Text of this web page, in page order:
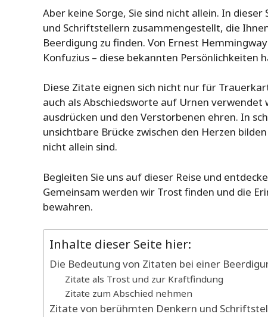
Aber keine Sorge, Sie sind nicht allein. In
und Schriftstellern zusammengestellt, die
Beerdigung zu finden. Von Ernest
Konfuzius – diese bekannten Persönlichkeiten
Diese Zitate eignen sich nicht nur für
auch als Abschiedsworte auf Urnen verwendet
ausdrücken und den Verstorbenen ehren. In
unsichtbare Brücke zwischen den Herzen
nicht allein sind.
Begleiten Sie uns auf dieser Reise und
Gemeinsam werden wir Trost finden und die
bewahren.
Inhalte dieser Seite hier:
Die Bedeutung von Zitaten bei einer
Zitate als Trost und zur Kraftfindung
Zitate zum Abschied nehmen
Zitate von berühmten Denkern und